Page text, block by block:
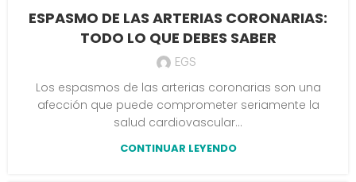
ESPASMO DE LAS ARTERIAS CORONARIAS:
TODO LO QUE DEBES SABER
EGS
Los espasmos de las arterias coronarias son una
afección que puede comprometer seriamente la
salud cardiovascular...
CONTINUAR LEYENDO